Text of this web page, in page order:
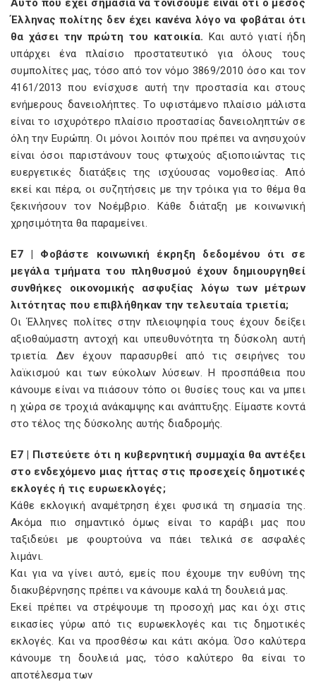
Αυτό που έχει σημασία να τονίσουμε είναι ότι ο μέσος
Έλληνας πολίτης δεν έχει κανένα λόγο να φοβάται ότι
θα χάσει την πρώτη του κατοικία. Και αυτό γιατί ήδη
υπάρχει ένα πλαίσιο προστατευτικό για όλους τους
συμπολίτες μας, τόσο από τον νόμο 3869/2010 όσο και τον
4161/2013 που ενίσχυσε αυτή την προστασία και στους
ενήμερους δανειολήπτες. Το υφιστάμενο πλαίσιο μάλιστα
είναι το ισχυρότερο πλαίσιο προστασίας δανειοληπτών σε
όλη την Ευρώπη. Οι μόνοι λοιπόν που πρέπει να ανησυχούν
είναι όσοι παριστάνουν τους φτωχούς αξιοποιώντας τις
ευεργετικές διατάξεις της ισχύουσας νομοθεσίας. Από
εκεί και πέρα, οι συζητήσεις με την τρόικα για το θέμα θα
ξεκινήσουν τον Νοέμβριο. Κάθε διάταξη με κοινωνική
χρησιμότητα θα παραμείνει.
E7 | Φοβάστε κοινωνική έκρηξη δεδομένου ότι σε
μεγάλα τμήματα του πληθυσμού έχουν δημιουργηθεί
συνθήκες οικονομικής ασφυξίας λόγω των μέτρων
λιτότητας που επιβλήθηκαν την τελευταία τριετία;
Οι Έλληνες πολίτες στην πλειοψηφία τους έχουν δείξει
αξιοθαύμαστη αντοχή και υπευθυνότητα τη δύσκολη αυτή
τριετία. Δεν έχουν παρασυρθεί από τις σειρήνες του
λαϊκισμού και των εύκολων λύσεων. Η προσπάθεια που
κάνουμε είναι να πιάσουν τόπο οι θυσίες τους και να μπει
η χώρα σε τροχιά ανάκαμψης και ανάπτυξης. Είμαστε κοντά
στο τέλος της δύσκολης αυτής διαδρομής.
E7 | Πιστεύετε ότι η κυβερνητική συμμαχία θα αντέξει
στο ενδεχόμενο μιας ήττας στις προσεχείς δημοτικές
εκλογές ή τις ευρωεκλογές;
Κάθε εκλογική αναμέτρηση έχει φυσικά τη σημασία της.
Ακόμα πιο σημαντικό όμως είναι το καράβι μας που
ταξιδεύει με φουρτούνα να πάει τελικά σε ασφαλές
λιμάνι.
Και για να γίνει αυτό, εμείς που έχουμε την ευθύνη της
διακυβέρνησης πρέπει να κάνουμε καλά τη δουλειά μας.
Εκεί πρέπει να στρέψουμε τη προσοχή μας και όχι στις
εικασίες γύρω από τις ευρωεκλογές και τις δημοτικές
εκλογές. Και να προσθέσω και κάτι ακόμα. Όσο καλύτερα
κάνουμε τη δουλειά μας, τόσο καλύτερο θα είναι το
αποτέλεσμα των